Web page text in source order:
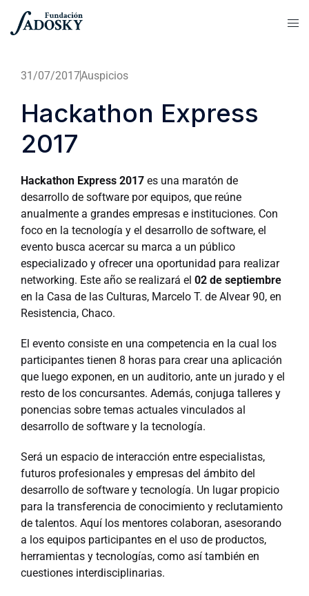
31/07/2017Auspicios
Hackathon Express
2017
Hackathon Express 2017 es una maratón de
desarrollo de software por equipos, que reúne
anualmente a grandes empresas e instituciones. Con
foco en la tecnología y el desarrollo de software, el
evento busca acercar su marca a un público
especializado y ofrecer una oportunidad para realizar
networking. Este año se realizará el 02 de septiembre
en la Casa de las Culturas, Marcelo T. de Alvear 90, en
Resistencia, Chaco.
El evento consiste en una competencia en la cual los
participantes tienen 8 horas para crear una aplicación
que luego exponen, en un auditorio, ante un jurado y el
resto de los concursantes. Además, conjuga talleres y
ponencias sobre temas actuales vinculados al
desarrollo de software y la tecnología.
Será un espacio de interacción entre especialistas,
futuros profesionales y empresas del ámbito del
desarrollo de software y tecnología. Un lugar propicio
para la transferencia de conocimiento y reclutamiento
de talentos. Aquí los mentores colaboran, asesorando
a los equipos participantes en el uso de productos,
herramientas y tecnologías, como así también en
cuestiones interdisciplinarias.